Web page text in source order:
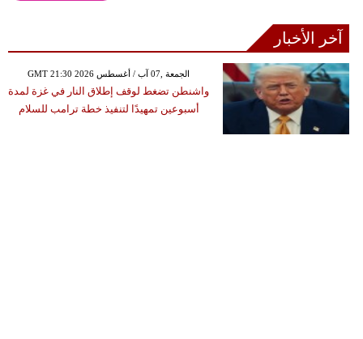
آخر الأخبار
GMT 21:30 2026 الجمعة ,07 آب / أغسطس
واشنطن تضغط لوقف إطلاق النار في غزة لمدة
أسبوعين تمهيدًا لتنفيذ خطة ترامب للسلام